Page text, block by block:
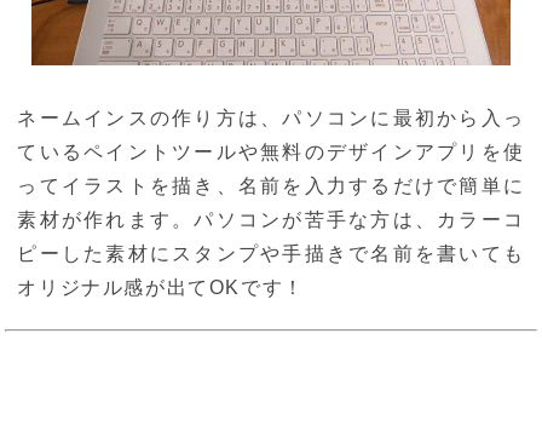
ネームインスの作り方は、パソコンに最初から入っ
ているペイントツールや無料のデザインアプリを使
ってイラストを描き、名前を入力するだけで簡単に
素材が作れます。パソコンが苦手な方は、カラーコ
ピーした素材にスタンプや手描きで名前を書いても
オリジナル感が出てOKです！